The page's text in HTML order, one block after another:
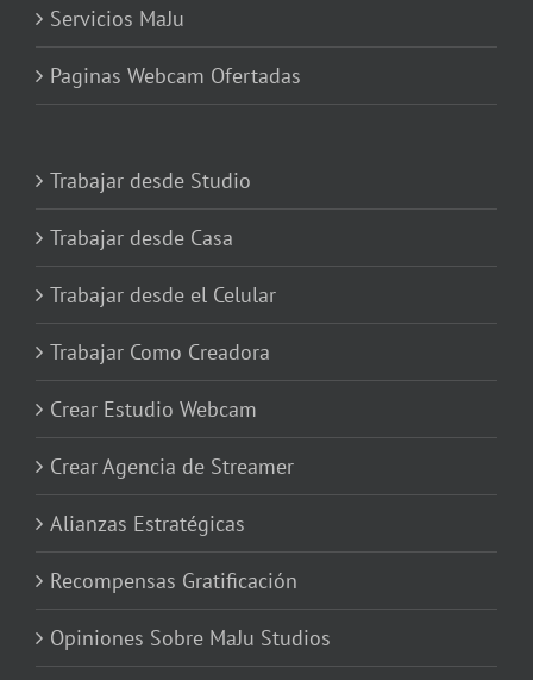
Servicios MaJu
Paginas Webcam Ofertadas
Trabajar desde Studio
Trabajar desde Casa
Trabajar desde el Celular
Trabajar Como Creadora
Crear Estudio Webcam
Crear Agencia de Streamer
Alianzas Estratégicas
Recompensas Gratificación
Opiniones Sobre MaJu Studios